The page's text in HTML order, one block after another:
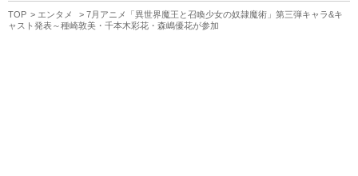
TOP エンタメ
7月アニメ「異世界魔王と召喚少女の奴隷魔術」第三弾キャラ&キ
ャスト発表～種崎敦美・千本木彩花・森嶋優花が参加